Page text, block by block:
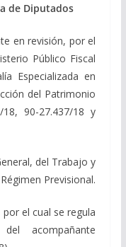
de Diputados
en revisión, por el
Público Fiscal
Especializada en
del Patrimonio
18, 90-27.437/18 y
del Trabajo y
Régimen Previsional.
el cual se regula
acompañante